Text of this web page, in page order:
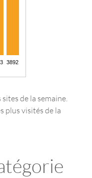
de la semaine.
plus visités de la